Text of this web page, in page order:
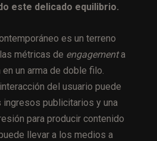
este delicado equilibrio.
es un terreno
métricas de engagementa
un arma de doble filo.
del usuario puede
ingresos publicitarios y una
para producir contenido
llevar a los medios a